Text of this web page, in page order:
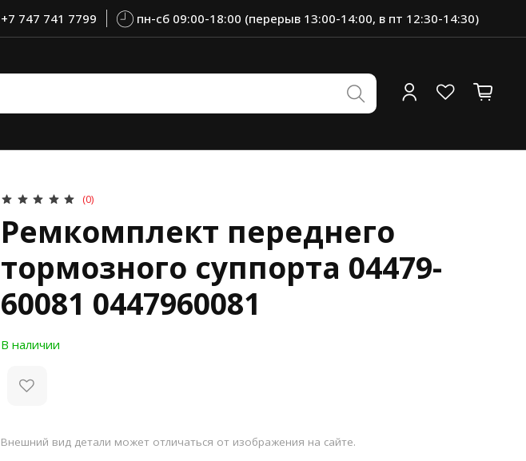
+7 747 741 7799 пн-сб 09:00-18:00 (перерыв 13:00-14:00, в пт 12:30-14:30)
(0)
Ремкомплект переднего
тормозного суппорта 04479-
60081 0447960081
В наличии
Внешний вид детали может отличаться от изображения на сайте.